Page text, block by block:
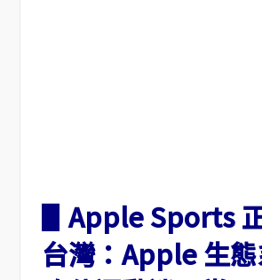
▋Apple Sports
台灣：Apple 生